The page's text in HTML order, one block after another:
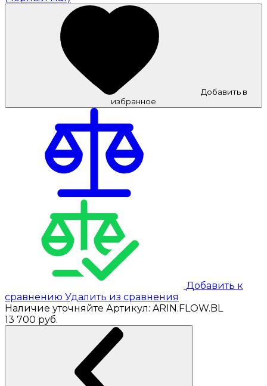
Добавить в
избранное
Добавить к
сравнению Удалить из сравнения
Наличие уточняйте Артикул: ARIN.FLOW.BL
13 700 руб.